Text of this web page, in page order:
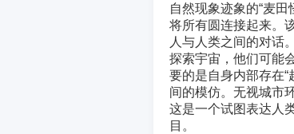
自然现象迹象的“麦
将所有圆连接起来。
人与人类之间的对话
探索宇宙，他们可能
要的是自身内部存在
间的模仿。无视城市
这是一个试图表达人
目。